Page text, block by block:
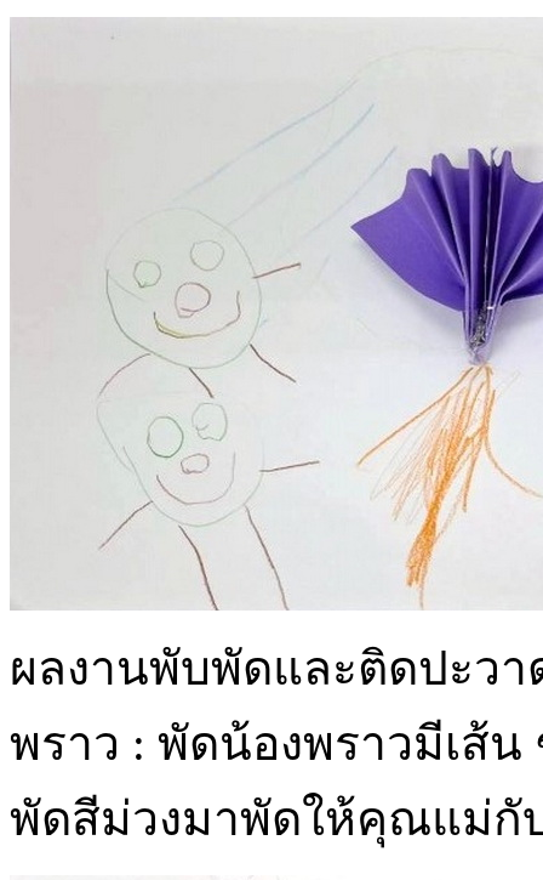
ผลงานพับพัดและติดปะว
พราว : พัดน้องพราวมีเส้น
พัดสีม่วงมาพัดให้คุณแม่กั